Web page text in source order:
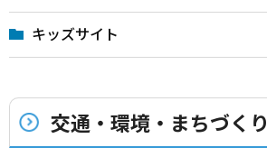
キッズサイト
交通・環境・まちづくり